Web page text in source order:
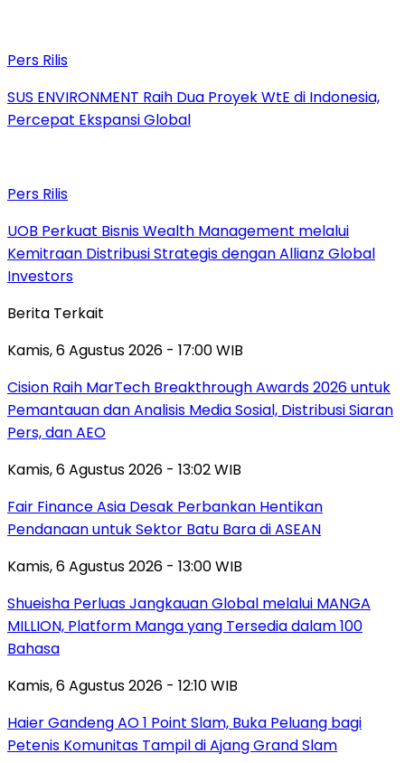
Pers Rilis
SUS ENVIRONMENT Raih Dua Proyek WtE di Indonesia,
Percepat Ekspansi Global
Pers Rilis
UOB Perkuat Bisnis Wealth Management melalui
Kemitraan Distribusi Strategis dengan Allianz Global
Investors
Berita Terkait
Kamis, 6 Agustus 2026 - 17:00 WIB
Cision Raih MarTech Breakthrough Awards 2026 untuk
Pemantauan dan Analisis Media Sosial, Distribusi Siaran
Pers, dan AEO
Kamis, 6 Agustus 2026 - 13:02 WIB
Fair Finance Asia Desak Perbankan Hentikan
Pendanaan untuk Sektor Batu Bara di ASEAN
Kamis, 6 Agustus 2026 - 13:00 WIB
Shueisha Perluas Jangkauan Global melalui MANGA
MILLION, Platform Manga yang Tersedia dalam 100
Bahasa
Kamis, 6 Agustus 2026 - 12:10 WIB
Haier Gandeng AO 1 Point Slam, Buka Peluang bagi
Petenis Komunitas Tampil di Ajang Grand Slam